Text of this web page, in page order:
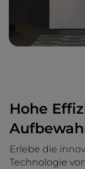
Hohe
Erlebe die
Technologie